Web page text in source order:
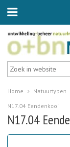
Home Natuurtypen
N17.04 Eendenkooi
N17.04